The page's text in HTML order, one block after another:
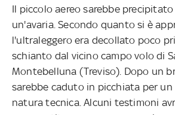
Il piccolo aereo sarebbe precipitato
un'avaria. Secondo quanto si è
l'ultraleggero era decollato poco
schianto dal vicino campo volo di
Montebelluna (Treviso). Dopo un
sarebbe caduto in picchiata per un
natura tecnica. Alcuni testimoni